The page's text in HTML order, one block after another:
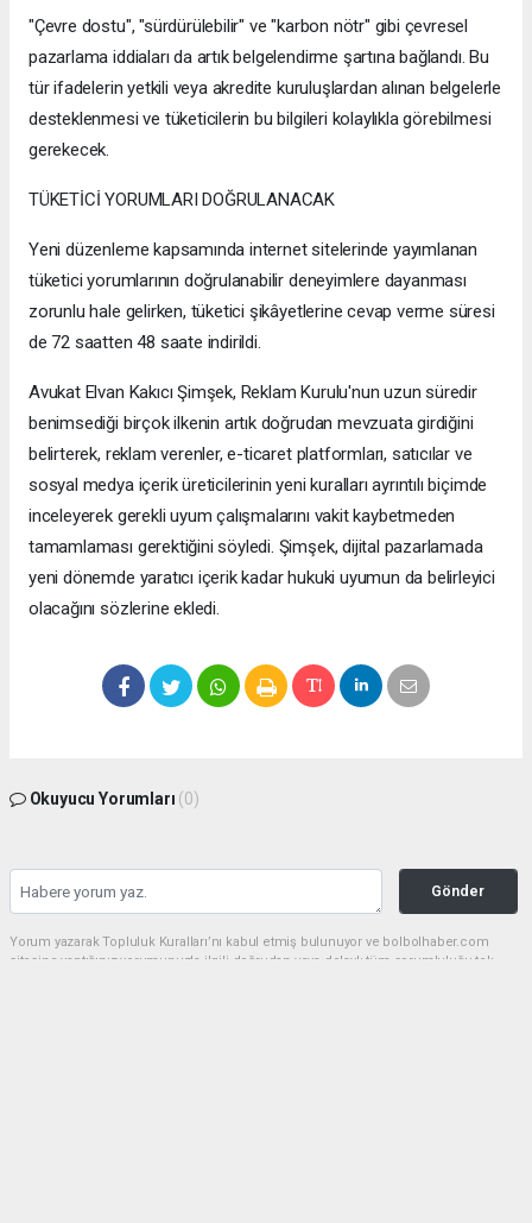
"Çevre dostu", "sürdürülebilir" ve "karbon nötr" gibi çevresel
pazarlama iddiaları da artık belgelendirme şartına bağlandı. Bu
tür ifadelerin yetkili veya akredite kuruluşlardan alınan belgelerle
desteklenmesi ve tüketicilerin bu bilgileri kolaylıkla görebilmesi
gerekecek.
TÜKETİCİ YORUMLARI DOĞRULANACAK
Yeni düzenleme kapsamında internet sitelerinde yayımlanan
tüketici yorumlarının doğrulanabilir deneyimlere dayanması
zorunlu hale gelirken, tüketici şikâyetlerine cevap verme süresi
de 72 saatten 48 saate indirildi.
Avukat Elvan Kakıcı Şimşek, Reklam Kurulu'nun uzun süredir
benimsediği birçok ilkenin artık doğrudan mevzuata girdiğini
belirterek, reklam verenler, e-ticaret platformları, satıcılar ve
sosyal medya içerik üreticilerinin yeni kuralları ayrıntılı biçimde
inceleyerek gerekli uyum çalışmalarını vakit kaybetmeden
tamamlaması gerektiğini söyledi. Şimşek, dijital pazarlamada
yeni dönemde yaratıcı içerik kadar hukuki uyumun da belirleyici
olacağını sözlerine ekledi.
Okuyucu Yorumları (0)
Gönder
Yorum yazarak Topluluk Kuralları’nı kabul etmiş bulunuyor ve bolbolhaber.com
sitesine yaptığınız yorumunuzla ilgili doğrudan veya dolaylı tüm sorumluluğu tek